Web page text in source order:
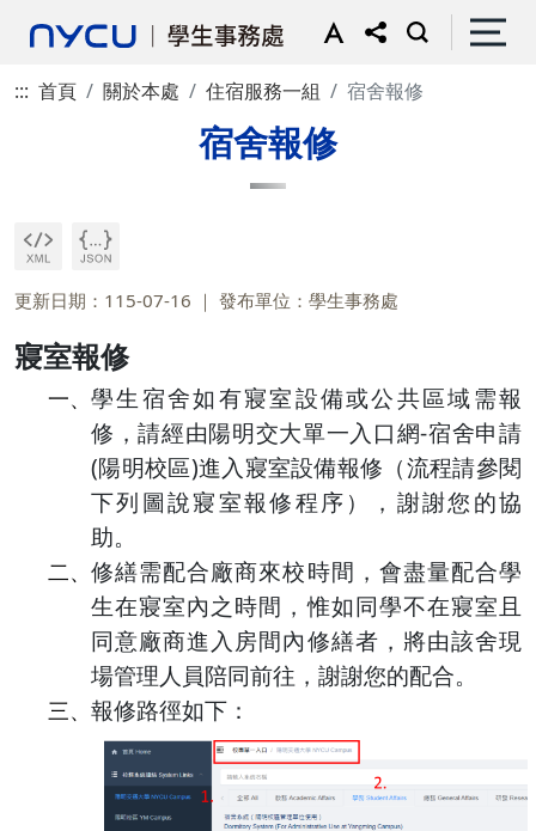
::: 首頁 關於本處 住宿服務一組 宿舍報修
宿舍報修
更新日期：115-07-16 發布單位：學生事務處
寢室報修
一、 學生宿舍如有寢室設備或公共區域需報
修，請經由陽明交大單一入口網-宿舍申請
(陽明校區)進入寢室設備報修（流程請參閱
下列圖說寢室報修程序），謝謝您的協
助。
二、 修繕需配合廠商來校時間，會盡量配合學
生在寢室內之時間，惟如同學不在寢室且
同意廠商進入房間內修繕者，將由該舍現
場管理人員陪同前往，謝謝您的配合。
三、 報修路徑如下：